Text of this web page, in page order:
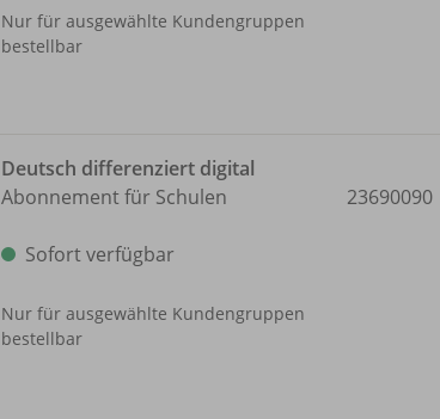
Nur für ausgewählte Kundengruppen
bestellbar
Deutsch differenziert digital
Abonnement für Schulen
Sofort verfügbar
Nur für ausgewählte Kundengruppen
bestellbar
23690090